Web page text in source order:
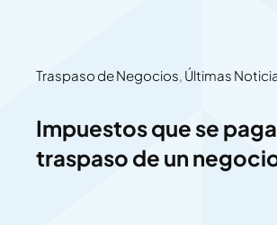
Traspaso de Negocios, Últimas
Impuestos que se
traspaso de un